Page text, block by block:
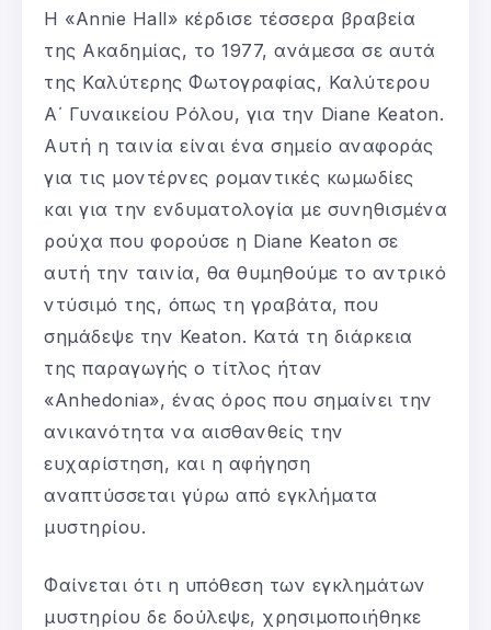
Η «Annie Hall» κέρδισε τέσσερα βραβεία
της Ακαδημίας, το 1977, ανάμεσα σε αυτά
της Καλύτερης Φωτογραφίας, Καλύτερου
Α΄ Γυναικείου Ρόλου, για την Diane Keaton.
Αυτή η ταινία είναι ένα σημείο αναφοράς
για τις μοντέρνες ρομαντικές κωμωδίες
και για την ενδυματολογία με συνηθισμένα
ρούχα που φορούσε η Diane Keaton σε
αυτή την ταινία, θα θυμηθούμε το αντρικό
ντύσιμό της, όπως τη γραβάτα, που
σημάδεψε την Keaton. Κατά τη διάρκεια
της παραγωγής ο τίτλος ήταν
«Anhedonia», ένας όρος που σημαίνει την
ανικανότητα να αισθανθείς την
ευχαρίστηση, και η αφήγηση
αναπτύσσεται γύρω από εγκλήματα
μυστηρίου.
Φαίνεται ότι η υπόθεση των εγκλημάτων
μυστηρίου δε δούλεψε, χρησιμοποιήθηκε